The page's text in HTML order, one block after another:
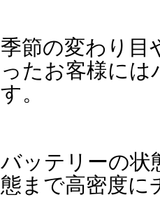
季節の変わり目
ったお客様に
す。
バッテリーの状
態まで高密度に